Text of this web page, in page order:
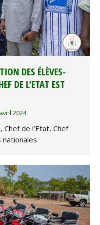
DES ÉLÈVES-
DE L’ETAT EST
2024
de l’Etat, Chef